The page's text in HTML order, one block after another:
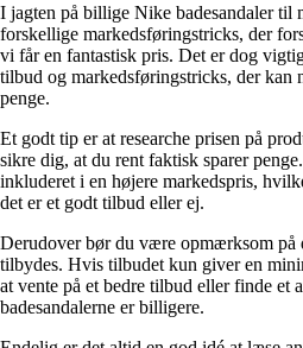
I jagten på billige Nike badesandaler til
forskellige markedsføringstricks, der
vi får en fantastisk pris. Det er dog
tilbud og markedsføringstricks, der kan
penge.
Et godt tip er at researche prisen på
sikre dig, at du rent faktisk sparer
inkluderet i en højere markedspris,
det er et godt tilbud eller ej.
Derudover bør du være opmærksom på
tilbydes. Hvis tilbudet kun giver en
at vente på et bedre tilbud eller finde et
badesandalerne er billigere.